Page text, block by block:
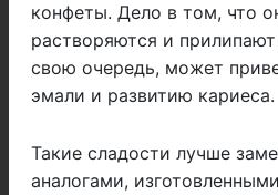
конфеты. Дело в том, что
растворяются и
свою очередь, может
эмали и развитию кариеса.
Такие сладости лучше
аналогами,